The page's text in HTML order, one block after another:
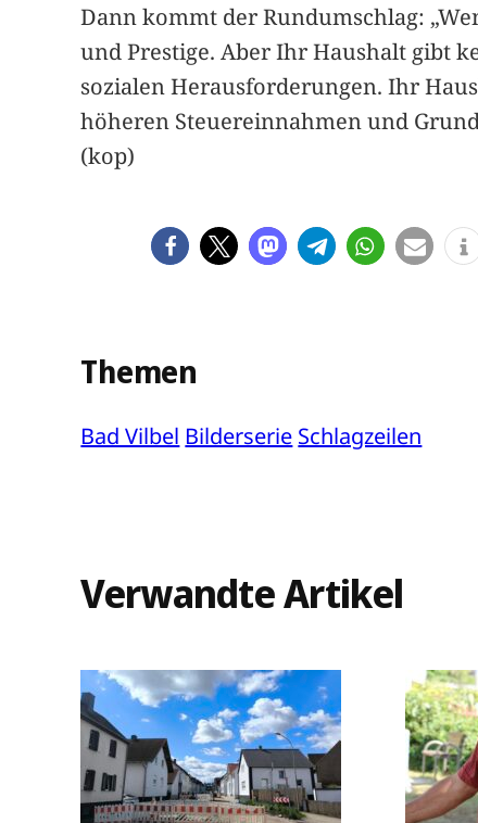
Dann kommt der Rundumschlag:
und Prestige. Aber Ihr Haushalt gibt
sozialen Herausforderungen. Ihr
höheren Steuereinnahmen und
(kop)
Themen
Bad Vilbel Bilderserie Schlagzeilen
Verwandte Artikel